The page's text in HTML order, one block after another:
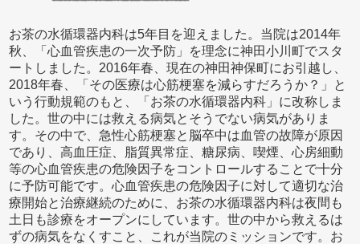
お茶の水循環器内科は5年目を迎えました。当院は2014年
秋、「心血管疾患の一次予防」を理念に神田小川町でスタ
ートしました。2016年春、現在の神田神保町にお引越し、
2018年春、「その医療は心筋梗塞を減らすだろうか？」と
いう行動規範のもと、「お茶の水循環器内科」に改称しま
した。世の中には救える病気とそうでない病気がありま
す。その中で、急性心筋梗塞と脳卒中は血管の故障が原因
であり、高血圧症、脂質異常症、糖尿病、喫煙、心房細動
等の心血管疾患の危険因子をコントロールすることで十分
に予防可能です。心血管疾患の危険因子に対して適切な治
療開始と治療継続のために、お茶の水循環器内科は夜間も
土日も診療をオープンにしています。世の中から救えるは
ずの病気をなくすこと、これが当院のミッションです。お